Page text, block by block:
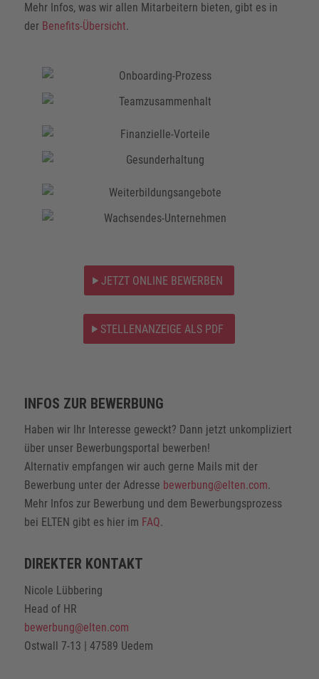
Mehr Infos, was wir allen Mitarbeitern bieten, gibt es in
der Benefits-Übersicht.
JETZT ONLINE BEWERBEN
STELLENANZEIGE ALS PDF
INFOS ZUR BEWERBUNG
Haben wir Ihr Interesse geweckt? Dann jetzt unkompliziert
über unser Bewerbungsportal bewerben!
Alternativ empfangen wir auch gerne Mails mit der
Bewerbung unter der Adresse bewerbung@elten.com.
Mehr Infos zur Bewerbung und dem Bewerbungsprozess
bei ELTEN gibt es hier im FAQ.
DIREKTER KONTAKT
Nicole Lübbering
Head of HR
bewerbung@elten.com
Ostwall 7-13 | 47589 Uedem